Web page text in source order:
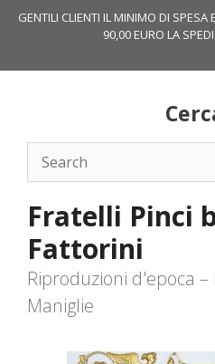
GENTILI CLIENTI IL MINIMO DI SPESA
90,00 EURO LA
Fratelli Pinci
Fattorini
Riproduzioni d'epoca –
Maniglie